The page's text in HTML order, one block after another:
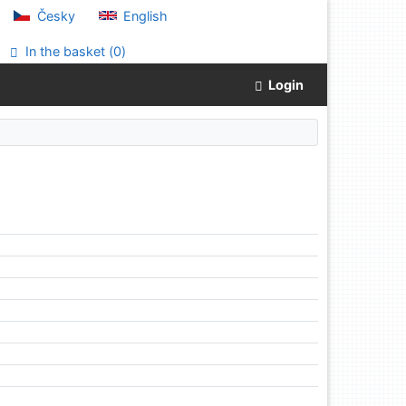
Česky English
In the basket (0)
Login